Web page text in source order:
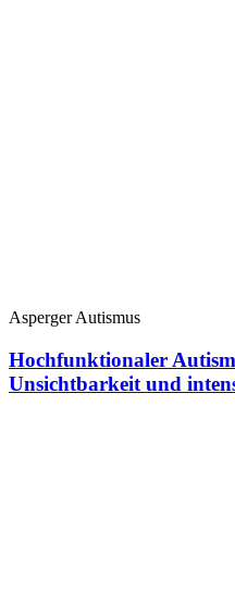
Asperger Autismus
Hochfunktionaler
Unsichtbarkeit und